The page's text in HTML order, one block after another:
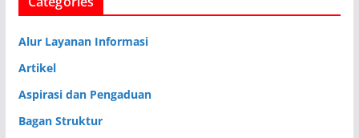
Alur Layanan Informasi
Artikel
Aspirasi dan Pengaduan
Bagan Struktur